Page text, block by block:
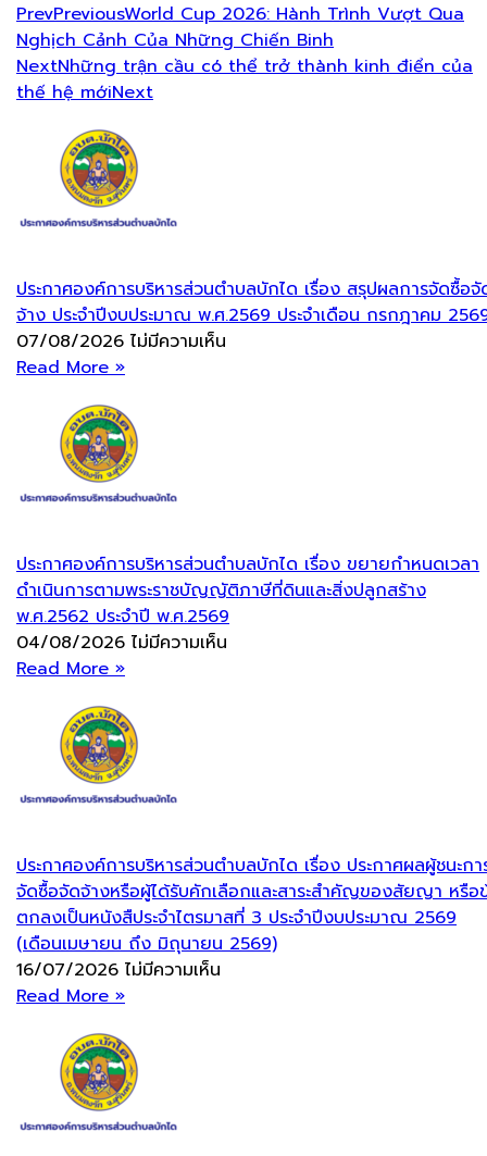
PrevPreviousWorld Cup 2026: Hành Trình Vượt Qua
Nghịch Cảnh Của Những Chiến Binh
NextNhững trận cầu có thể trở thành kinh điển của
thế hệ mớiNext
ประกาศองค์การบริหารส่วนตำบลบักได เรื่อง สรุปผลการจัดซื้อจั
จ้าง ประจำปีงบประมาณ พ.ศ.2569 ประจำเดือน กรกฎาคม
07/08/2026 ไม่มีความเห็น
Read More »
ประกาศองค์การบริหารส่วนตำบลบักได เรื่อง ขยายกำหนดเวลา
ดำเนินการตามพระราชบัญญัติภาษีที่ดินและสิ่งปลูกสร้าง
พ.ศ.2562 ประจำปี พ.ศ.2569
04/08/2026 ไม่มีความเห็น
Read More »
ประกาศองค์การบริหารส่วนตำบลบักได เรื่อง ประกาศผลผู้ชนะกา
จัดซื้อจัดจ้างหรือผู้ได้รับคักเลือกและสาระสำคัญของสัยญา หรือ
ตกลงเป็นหนังสืประจำไตรมาสที่ 3 ประจำปีงบประมาณ 2569
(เดือนเมษายน ถึง มิถุนายน 2569)
16/07/2026 ไม่มีความเห็น
Read More »